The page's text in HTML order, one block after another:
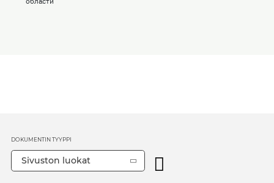
DOKUMENTIN TYYPPI
Sivuston luokat